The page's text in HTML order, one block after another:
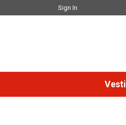
Sign In
Vesti